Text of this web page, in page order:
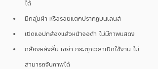
ได้
มีกลุ่มฝ้า หรือรอยแตกปรากฏบนเลนส์
เปิดแอปกล้องแล้วหน้าจอดำ ไม่มีภาพแสดง
กล้องหลังสั่น เขย่า กระตุกเวลาเปิดใช้งาน ไม่
สามารถจับภาพได้